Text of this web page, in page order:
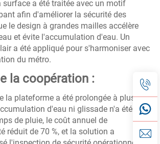
surface a été traitée avec un motif
afin d'améliorer la sécurité des
le design à grandes mailles accélère
et évite l'accumulation d'eau. Un
a été appliqué pour s'harmoniser avec
du métro.
la coopération :
la plateforme a été prolongée à plus de
d'eau ni glissade n'a été
de pluie, le coût annuel de
réduit de 70 %, et la solution a